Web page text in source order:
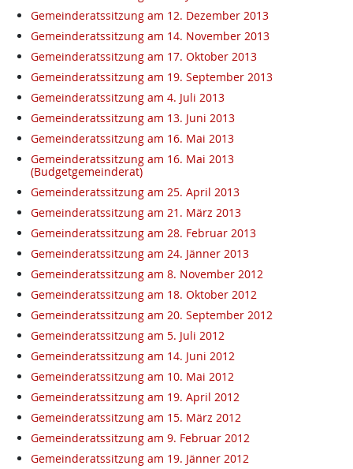
Gemeinderatssitzung am 12. Dezember 2013
Gemeinderatssitzung am 14. November 2013
Gemeinderatssitzung am 17. Oktober 2013
Gemeinderatssitzung am 19. September 2013
Gemeinderatssitzung am 4. Juli 2013
Gemeinderatssitzung am 13. Juni 2013
Gemeinderatssitzung am 16. Mai 2013
Gemeinderatssitzung am 16. Mai 2013
(Budgetgemeinderat)
Gemeinderatssitzung am 25. April 2013
Gemeinderatssitzung am 21. März 2013
Gemeinderatssitzung am 28. Februar 2013
Gemeinderatssitzung am 24. Jänner 2013
Gemeinderatssitzung am 8. November 2012
Gemeinderatssitzung am 18. Oktober 2012
Gemeinderatssitzung am 20. September 2012
Gemeinderatssitzung am 5. Juli 2012
Gemeinderatssitzung am 14. Juni 2012
Gemeinderatssitzung am 10. Mai 2012
Gemeinderatssitzung am 19. April 2012
Gemeinderatssitzung am 15. März 2012
Gemeinderatssitzung am 9. Februar 2012
Gemeinderatssitzung am 19. Jänner 2012